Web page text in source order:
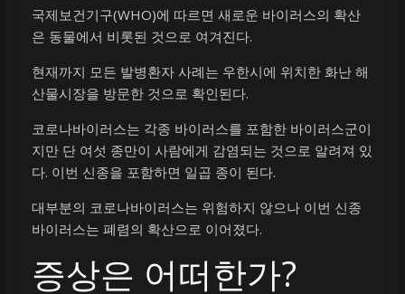
국제보건기구(WHO)에 따르면 새로운 바이러스의 확산
은 동물에서 비롯된 것으로 여겨진다.
현재까지 모든 발병환자 사례는 우한시에 위치한 화난 해
산물시장을 방문한 것으로 확인된다.
코로나바이러스는 각종 바이러스를 포함한 바이러스군이
지만 단 여섯 종만이 사람에게 감염되는 것으로 알려져 있
다. 이번 신종을 포함하면 일곱 종이 된다.
대부분의 코로나바이러스는 위험하지 않으나 이번 신종
바이러스는 폐렴의 확산으로 이어졌다.
증상은 어떠한가?